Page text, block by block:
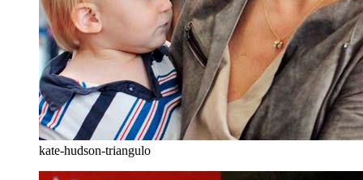
kate-hudson-triangulo